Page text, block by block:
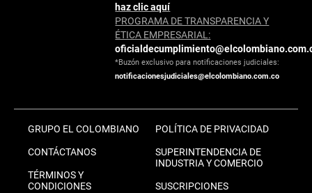
haz clic aquí
PROGRAMA DE TRANSPARENCIA Y
ÉTICA EMPRESARIAL:
*Buzón exclusivo para notificaciones judiciales:
notificacionesjudiciales@elcolombiano.com.co
GRUPO EL COLOMBIANO
CONTÁCTANOS
TÉRMINOS Y
CONDICIONES
POLÍTICA DE PRIVACIDAD
SUPERINTENDENCIA DE
INDUSTRIA Y COMERCIO
SUSCRIPCIONES